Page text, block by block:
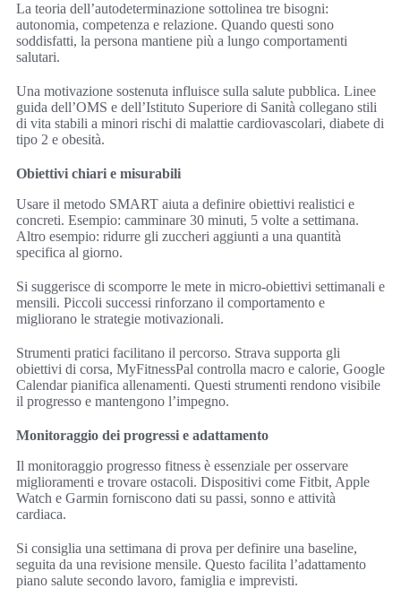
La teoria dell’autodeterminazione sottolinea tre bisogni:
autonomia, competenza e relazione. Quando questi sono
soddisfatti, la persona mantiene più a lungo comportamenti
salutari.
Una motivazione sostenuta influisce sulla salute pubblica. Linee
guida dell’OMS e dell’Istituto Superiore di Sanità collegano stili
di vita stabili a minori rischi di malattie cardiovascolari, diabete di
tipo 2 e obesità.
Obiettivi chiari e misurabili
Usare il metodo SMART aiuta a definire obiettivi realistici e
concreti. Esempio: camminare 30 minuti, 5 volte a settimana.
Altro esempio: ridurre gli zuccheri aggiunti a una quantità
specifica al giorno.
Si suggerisce di scomporre le mete in micro-obiettivi settimanali e
mensili. Piccoli successi rinforzano il comportamento e
migliorano le strategie motivazionali.
Strumenti pratici facilitano il percorso. Strava supporta gli
obiettivi di corsa, MyFitnessPal controlla macro e calorie, Google
Calendar pianifica allenamenti. Questi strumenti rendono visibile
il progresso e mantengono l’impegno.
Monitoraggio dei progressi e adattamento
Il monitoraggio progresso fitness è essenziale per osservare
miglioramenti e trovare ostacoli. Dispositivi come Fitbit, Apple
Watch e Garmin forniscono dati su passi, sonno e attività
cardiaca.
Si consiglia una settimana di prova per definire una baseline,
seguita da una revisione mensile. Questo facilita l’adattamento
piano salute secondo lavoro, famiglia e imprevisti.